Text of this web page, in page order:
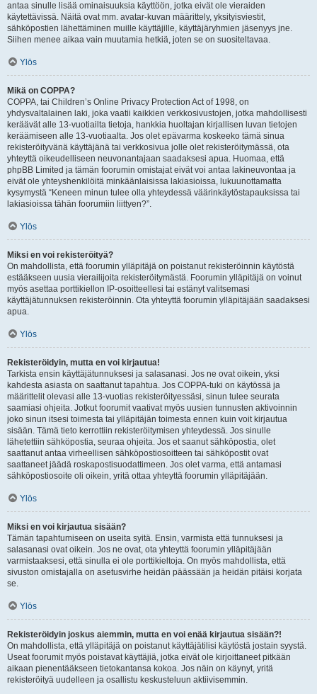
antaa sinulle lisää ominaisuuksia käyttöön, jotka eivät ole vieraiden
käytettävissä. Näitä ovat mm. avatar-kuvan määrittely, yksityisviestit,
sähköpostien lähettäminen muille käyttäjille, käyttäjäryhmien jäsenyys jne.
Siihen menee aikaa vain muutamia hetkiä, joten se on suositeltavaa.
Ylös
Mikä on COPPA?
COPPA, tai Children’s Online Privacy Protection Act of 1998, on
yhdysvaltalainen laki, joka vaatii kaikkien verkkosivustojen, jotka mahdollisesti
keräävät alle 13-vuotiailta tietoja, hankkia huoltajan kirjallisen luvan tietojen
keräämiseen alle 13-vuotiaalta. Jos olet epävarma koskeeko tämä sinua
rekisteröityvänä käyttäjänä tai verkkosivua jolle olet rekisteröitymässä, ota
yhteyttä oikeudelliseen neuvonantajaan saadaksesi apua. Huomaa, että
phpBB Limited ja tämän foorumin omistajat eivät voi antaa lakineuvontaa ja
eivät ole yhteyshenkilöitä minkäänlaisissa lakiasioissa, lukuunottamatta
kysymystä “Keneen minun tulee olla yhteydessä väärinkäytöstapauksissa tai
lakiasioissa tähän foorumiin liittyen?”.
Ylös
Miksi en voi rekisteröityä?
On mahdollista, että foorumin ylläpitäjä on poistanut rekisteröinnin käytöstä
estääkseen uusia vierailijoita rekisteröitymästä. Foorumin ylläpitäjä on voinut
myös asettaa porttikiellon IP-osoitteellesi tai estänyt valitsemasi
käyttäjätunnuksen rekisteröinnin. Ota yhteyttä foorumin ylläpitäjään saadaksesi
apua.
Ylös
Rekisteröidyin, mutta en voi kirjautua!
Tarkista ensin käyttäjätunnuksesi ja salasanasi. Jos ne ovat oikein, yksi
kahdesta asiasta on saattanut tapahtua. Jos COPPA-tuki on käytössä ja
määrittelit olevasi alle 13-vuotias rekisteröityessäsi, sinun tulee seurata
saamiasi ohjeita. Jotkut foorumit vaativat myös uusien tunnusten aktivoinnin
joko sinun itsesi toimesta tai ylläpitäjän toimesta ennen kuin voit kirjautua
sisään. Tämä tieto kerrottiin rekisteröitymisen yhteydessä. Jos sinulle
lähetettiin sähköpostia, seuraa ohjeita. Jos et saanut sähköpostia, olet
saattanut antaa virheellisen sähköpostiosoitteen tai sähköpostit ovat
saattaneet jäädä roskapostisuodattimeen. Jos olet varma, että antamasi
sähköpostiosoite oli oikein, yritä ottaa yhteyttä foorumin ylläpitäjään.
Ylös
Miksi en voi kirjautua sisään?
Tämän tapahtumiseen on useita syitä. Ensin, varmista että tunnuksesi ja
salasanasi ovat oikein. Jos ne ovat, ota yhteyttä foorumin ylläpitäjään
varmistaaksesi, että sinulla ei ole porttikieltoja. On myös mahdollista, että
sivuston omistajalla on asetusvirhe heidän päässään ja heidän pitäisi korjata
se.
Ylös
Rekisteröidyin joskus aiemmin, mutta en voi enää kirjautua sisään?!
On mahdollista, että ylläpitäjä on poistanut käyttäjätilisi käytöstä jostain syystä.
Useat foorumit myös poistavat käyttäjiä, jotka eivät ole kirjoittaneet pitkään
aikaan pienentääkseen tietokantansa kokoa. Jos näin on käynyt, yritä
rekisteröityä uudelleen ja osallistu keskusteluun aktiivisemmin.